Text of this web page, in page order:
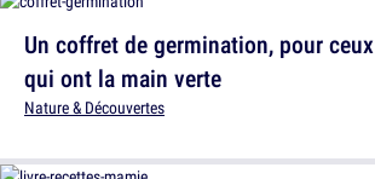
Un coffret de germination, pour ceux
qui ont la main verte
Nature & Découvertes